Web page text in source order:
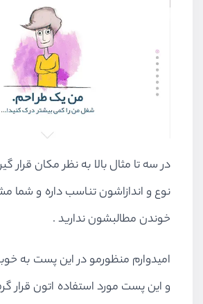
در سه تا مثال بالا به نظر مکان قرار
نوع و اندازاشون تناسب داره و
خوندن مطالبشون ندارید .
امیدوارم منظورمو در این پست به
و این پست مورد استفاده اتون قرار